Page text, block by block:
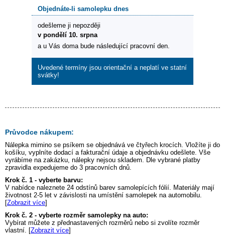
Objednáte-li samolepku dnes
odešleme ji nepozději
v pondělí 10. srpna
a u Vás doma bude následující pracovní den.
Uvedené termíny jsou orientační a neplatí ve statní
svátky!
Průvodce nákupem:
Nálepka mimino se psíkem se objednává ve čtyřech krocích. Vložíte ji do
košíku, vyplníte dodací a fakturační údaje a objednávku odešlete. Vše
vyrábíme na zakázku, nálepky nejsou skladem. Dle vybrané platby
zpravidla expedujeme do 3 pracovních dnů.
Krok č. 1 - vyberte barvu:
V nabídce naleznete 24 odstínů barev samolepících fólií. Materiály mají
životnost 2-5 let v závislosti na umístění samolepek na automobilu.
[Zobrazit více]
Krok č. 2 - vyberte rozměr samolepky na auto:
Vybírat můžete z přednastavených rozměrů nebo si zvolíte rozměr
vlastní. [Zobrazit více]